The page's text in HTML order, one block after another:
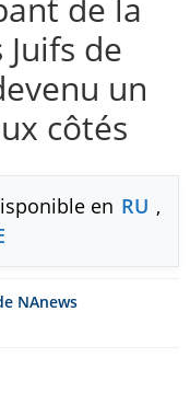
de
un
côtés
en RU ,
NAnews